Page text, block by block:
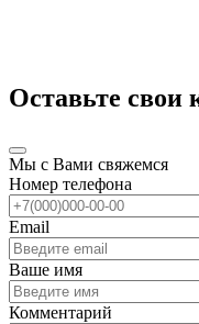
Оставьте свои
Мы с Вами свяжемся
Номер телефона
Email
Ваше имя
Комментарий